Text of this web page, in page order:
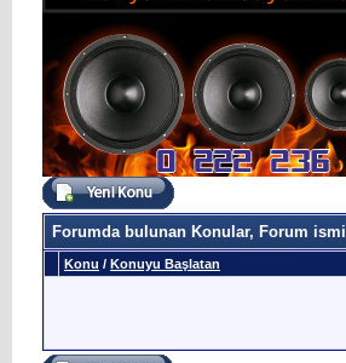
Forumda bulunan Konular, Forum ismi
Konu / Konuyu Başlatan